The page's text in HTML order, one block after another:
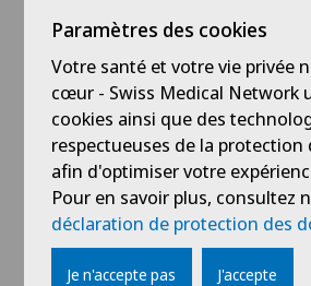
Un proche aidant, épuisé
ressentir un apaisement marqué
dès la première séance.
Pour des effets plus durables sur
digestion ou l’équilibre
séances régulières peuvent être
Troubles du sommeil :
aide-t-elle à retrouver un
Paramètres des cookies
Votre santé et votre vie privée
cœur - Swiss Medical Network
cookies ainsi que des
respectueuses de la protection
afin d'optimiser votre
Pour en savoir plus, consultez
déclaration de protection des
Je n'accepte pas J'accepte